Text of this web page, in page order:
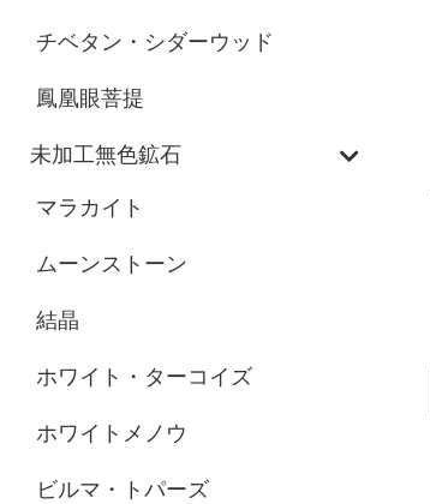
チベタン・シダーウッド
鳳凰眼菩提
未加工無色鉱石
マラカイト
ムーンストーン
結晶
ホワイト・ターコイズ
ホワイトメノウ
ビルマ・トパーズ